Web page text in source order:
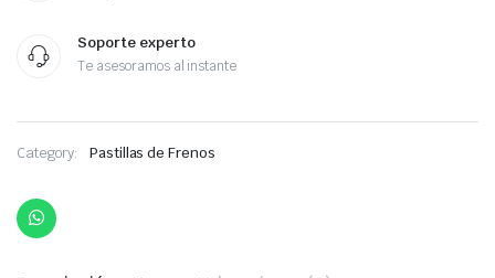
Soporte experto
Te asesoramos al instante
Category: Pastillas de Frenos